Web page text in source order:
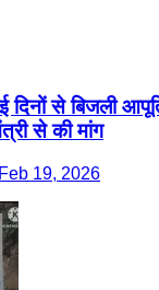
से बिजली
से की मांग
19, 2026